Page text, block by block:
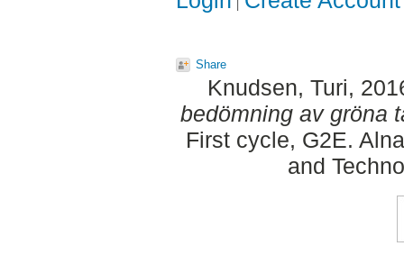
Share
Knudsen, Turi,
bedömning av gröna
First cycle, G2E.
and